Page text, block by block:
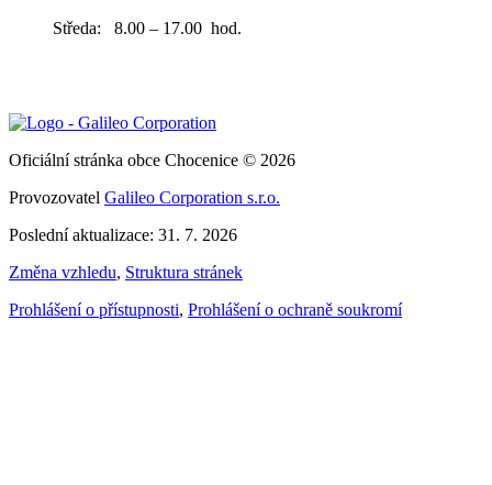
Středa: 8.00 – 17.00 hod.
Oficiální stránka obce Chocenice © 2026
Provozovatel Galileo Corporation s.r.o.
Poslední aktualizace: 31. 7. 2026
Změna vzhledu, Struktura stránek
Prohlášení o přístupnosti, Prohlášení o ochraně soukromí